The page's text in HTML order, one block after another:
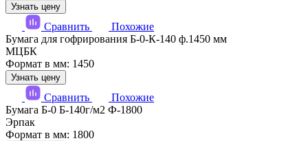
Узнать цену
Сравнить
Похожие
Бумага для гофрирования Б-0-К-140 ф.1450 мм
МЦБК
Формат в мм: 1450
Узнать цену
Сравнить
Похожие
Бумага Б-0 Б-140г/м2 Ф-1800
Эрпак
Формат в мм: 1800